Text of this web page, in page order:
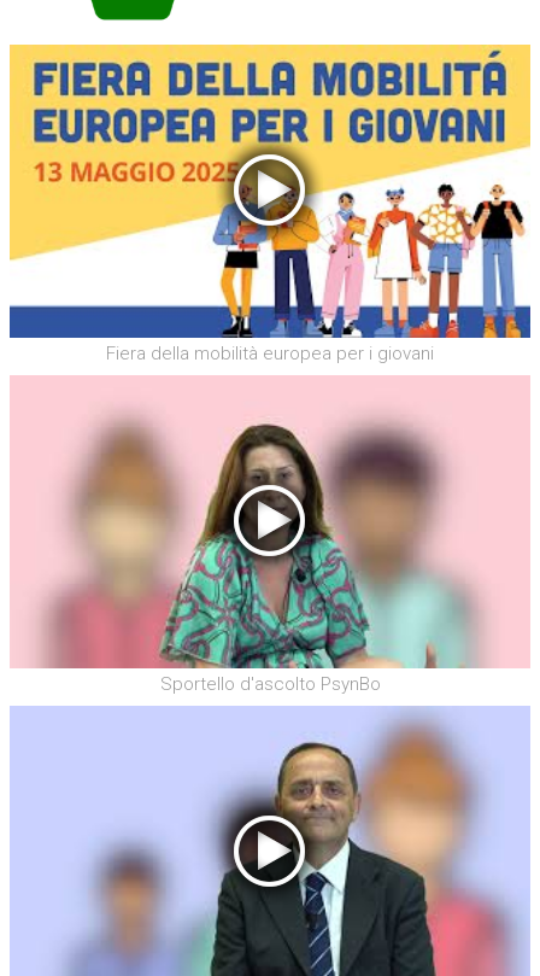
Fiera della mobilità europea per i giovani
Sportello d'ascolto PsynBo